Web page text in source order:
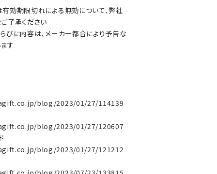
効期限切れによる無効について、弊社
了承ください
びに内容は、メーカー都合により予告な
す
blog/2023/01/27/114139
blog/2023/01/27/120607
blog/2023/01/27/121212